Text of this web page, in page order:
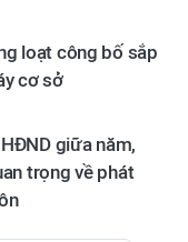
loạt công bố sắp
cơ sở
giữa năm,
trọng về phát